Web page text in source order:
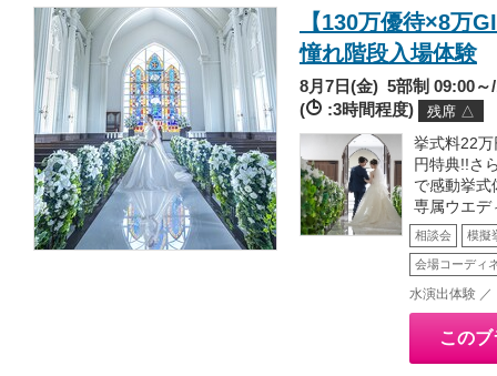
【130万優待×8万
憧れ階段入場体験
8月7日(金)5部制 09:00～/
(
:3時間程度) 残席 △
挙式料22
円特典!!さ
で感動挙式
専属ウエ
相談会 模擬
会場コーディ
水演出体験 ／
この